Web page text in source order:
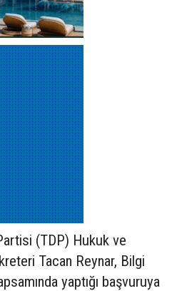
(TDP) Hukuk ve
Tacan Reynar, Bilgi
yaptığı başvuruya